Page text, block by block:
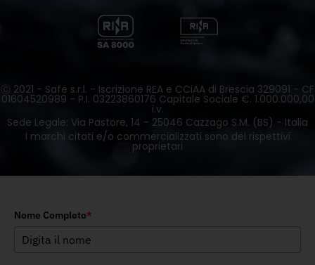
Ⓒ 2021 - Safe s.r.l. - Iscrizione REA e CCiAA di Brescia 329091 - CF
01604520989 - P.I. 03223860176 Capitale Sociale €. 1.000.000,00
i.v.
Sede Legale: Via Pastore, 14 - 25046 Cazzago S.M. (BS) - Italia
I marchi citati e/o commercializzati sono dei rispettivi
proprietari
Nome Completo*